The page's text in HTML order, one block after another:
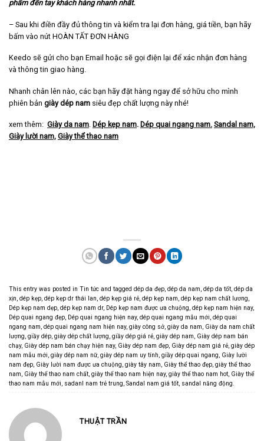
phẩm đến tay khách hàng nhanh nhất.
– Sau khi điền đầy đủ thông tin và kiểm tra lại đơn hàng, giá tiền, bạn hãy
bấm vào nút HOÀN TẤT ĐƠN HÀNG
Keedo sẽ gửi cho bạn Email hoặc sẽ gọi điện lại để xác nhận đơn hàng
và thông tin giao hàng.
Nhanh chân lên nào, các bạn hãy đặt hàng ngay để sở hữu cho mình
phiên bản giày dép nam siêu đẹp chất lượng này nhé!
xem thêm: Giày da nam. Dép kẹp nam. Dép quai ngang nam. Sandal nam,
Giày lười nam, Giày thể thao nam
This entry was posted in Tin tức and tagged dép da đẹp, dép da nam, dép da tốt, dép da
xịn, dép kẹp, dép kẹp dr thái lan, dép kẹp giá rẻ, dép kẹp nam, dép kẹp nam chất lương,
Dép kẹp nam dẹp, dép kẹp nam dr, Dép kẹp nam được ưa chuộng, dép kẹp nam hiện nay,
Dép quai ngang đẹp, Dép quai ngang hiện nay, dép quai ngang mẫu mới, dép quai
ngang nam, dép quai ngang nam hiện nay, giày công sở, giày da nam, Giày da nam chất
lượng, giầy dép, giày dép chất lượng, giầy dép giá rẻ, giày dép nam, Giày dép nam bán
chạy, Giày dép nam bán chạy hiện nay, Giày dép nam đẹp, Giày dép nam giá rẻ, giày dép
nam mẫu mới, giày dép nam nữ, giày dép nam uy tính, giầy dép quai ngang, Giày lười
nam đẹp, Giày lười nam được ưa chuộng, giày tây nam, Giày thể thao đẹp, giày thể thao
nam, Giày thể thao nam chất, giày thể thao nam hiện nay, giày thể thao nam hot, Giày thể
thao nam mẫu mới, sadanl nam trẻ trung, Sandal nam giá tốt, sandal năng động.
THUẬT TRẦN